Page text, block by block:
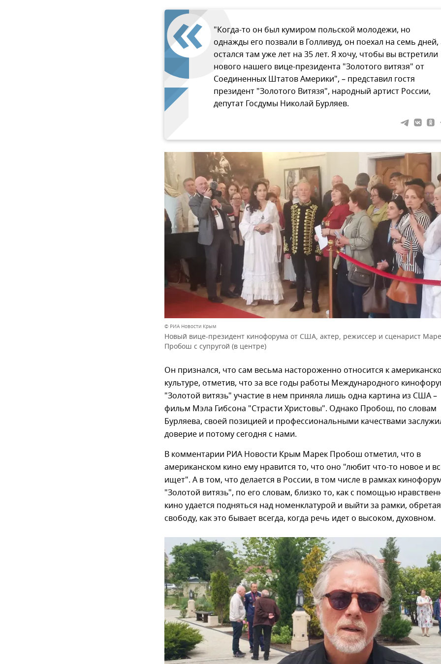
"Когда-то он был кумиром польской молодежи, но
однажды его позвали в Голливуд, он поехал на семь дней,
остался там уже лет на 35 лет. Я хочу, чтобы вы встретили
нового нашего вице-президента "Золотого витязя" от
Соединенных Штатов Америки", – представил гостя
президент "Золотого Витязя", народный артист России,
депутат Госдумы Николай Бурляев.
© РИА Новости Крым
Новый вице-президент кинофорума от США, актер, режиссер и сценарист
Пробош с супругой (в центре)
Он признался, что сам весьма настороженно относится к
культуре, отметив, что за все годы работы Международного
"Золотой витязь" участие в нем приняла лишь одна картина из США –
фильм Мэла Гибсона "Страсти Христовы". Однако Пробош, по словам
Бурляева, своей позицией и профессиональными качествами
доверие и потому сегодня с нами.
В комментарии РИА Новости Крым Марек Пробош отметил, что в
американском кино ему нравится то, что оно "любит что-то новое и
ищет". А в том, что делается в России, в том числе в рамках
"Золотой витязь", по его словам, близко то, как с помощью
кино удается подняться над номенклатурой и выйти за рамки, обретая
свободу, как это бывает всегда, когда речь идет о высоком, духовном.